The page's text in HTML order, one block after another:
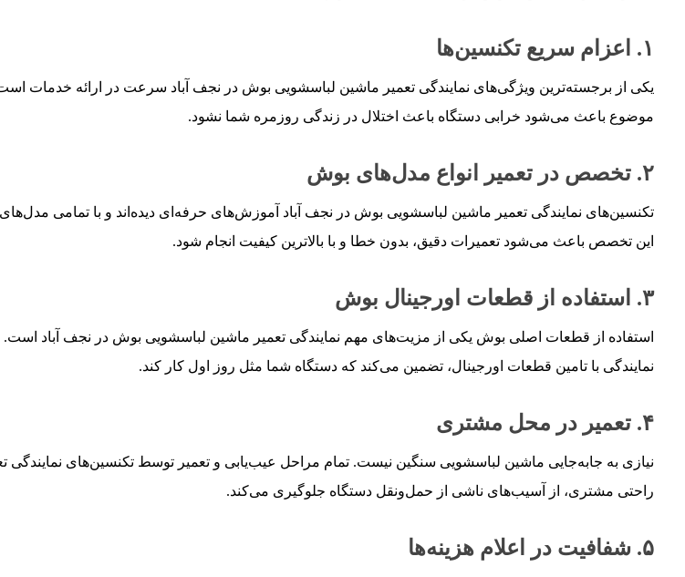
۱. اعزام سریع تکنسین‌ها
یکی از برجسته‌ترین ویژگی‌های نمایندگی تعمیر ماشین لباسشویی بوش در نجف‌ آباد سرعت در ارائه خدمات
موضوع باعث می‌شود خرابی دستگاه باعث اختلال در زندگی روزمره شما نشود.
۲. تخصص در تعمیر انواع مدل‌های بوش
تکنسین‌های نمایندگی تعمیر ماشین لباسشویی بوش در نجف‌ آباد آموزش‌های حرفه‌ای دیده‌اند و با تمامی
این تخصص باعث می‌شود تعمیرات دقیق، بدون خطا و با بالاترین کیفیت انجام شود.
۳. استفاده از قطعات اورجینال بوش
استفاده از قطعات اصلی بوش یکی از مزیت‌های مهم نمایندگی تعمیر ماشین لباسشویی بوش در نجف‌ آباد
نمایندگی با تامین قطعات اورجینال، تضمین می‌کند که دستگاه شما مثل روز اول کار کند.
۴. تعمیر در محل مشتری
نیازی به جابه‌جایی ماشین لباسشویی سنگین نیست. تمام مراحل عیب‌یابی و تعمیر توسط تکنسین‌های
راحتی مشتری، از آسیب‌های ناشی از حمل‌ونقل دستگاه جلوگیری می‌کند.
۵. شفافیت در اعلام هزینه‌ها